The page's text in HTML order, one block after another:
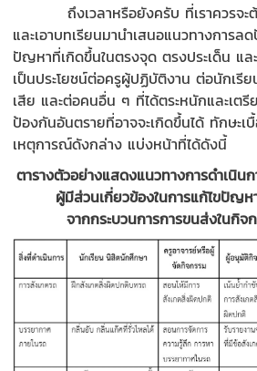
ถึงเวลาหรือยังครับ ที่เราควรจ
และเอาบทเรียนมานำเสนอแนวทางการ
ปัญหาที่เกิดขึ้นในตรงจุด ตรงประเด็น แล
เป็นประโยชน์ต่อครูผู้ปฏิบัติงาน ต่อนักเรี
เสีย และต่อคนอื่น ๆ ที่ได้ตระหนักและเต
ป้องกันอันตรายที่อาจจะเกิดขึ้นได้ ทักษะเ
เหตุการณ์ดังกล่าง แบ่งหน้าที่ได้ดังนี้
ตารางตัวอย่างแสดงแนวทางการดำเนิน
ผู้มีส่วนเกี่ยวข้องในการแก้ไขปัญ
จากกระบวนการการขนส่งในกิ